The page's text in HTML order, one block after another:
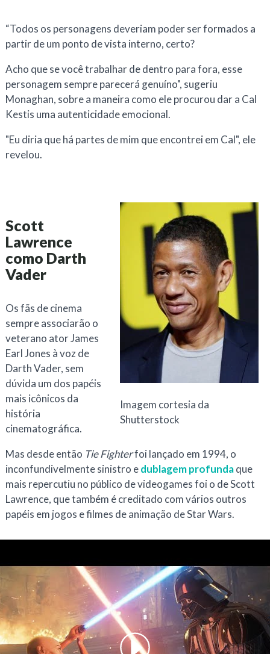
“Todos os personagens deveriam poder ser formados a
partir de um ponto de vista interno, certo?
Acho que se você trabalhar de dentro para fora, esse
personagem sempre parecerá genuíno", sugeriu
Monaghan, sobre a maneira como ele procurou dar a Cal
Kestis uma autenticidade emocional.
"Eu diria que há partes de mim que encontrei em Cal", ele
revelou.
Imagem cortesia da
Shutterstock
Scott
Lawrence
como Darth
Vader
Os fãs de cinema
sempre associarão o
veterano ator James
Earl Jones à voz de
Darth Vader, sem
dúvida um dos papéis
mais icônicos da
história
cinematográfica.
Mas desde então Tie Fighterfoi lançado em 1994, o
inconfundivelmente sinistro edublagem profundaque
mais repercutiu no público de videogames foi o de Scott
Lawrence, que também é creditado com vários outros
papéis em jogos e filmes de animação de Star Wars.